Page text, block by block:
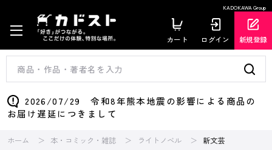
KADOKAWA Group
カート ログイン 新規登録
2026/07/29 令和8年熊本地震の影響による商品の
お届け遅延につきまして
ホーム 本・コミック・雑誌 ライトノベル 新文芸